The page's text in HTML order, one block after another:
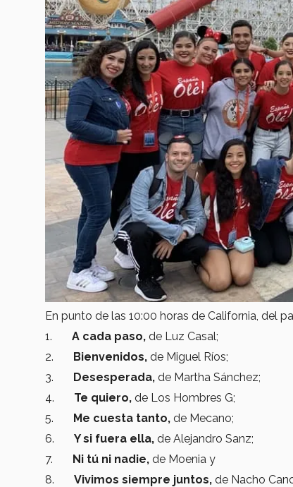
En punto de las 10:00 horas de California, del
1. A cada paso, de Luz Casal;
2. Bienvenidos, de Miguel Ríos;
3. Desesperada, de Martha Sánchez;
4. Te quiero, de Los Hombres G;
5. Me cuesta tanto, de Mecano;
6. Y si fuera ella, de Alejandro Sanz;
7. Ni tú ni nadie, de Moenia y
8. Vivimos siempre juntos, de Nacho